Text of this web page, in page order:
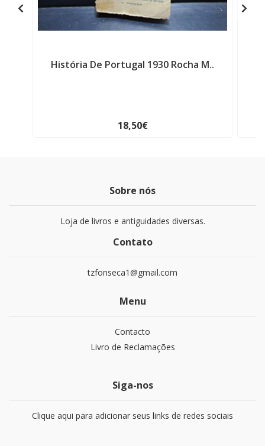
História De Portugal 1930 Rocha M..
18,50€
Sobre nós
Loja de livros e antiguidades diversas.
Contato
tzfonseca1@gmail.com
Menu
Contacto
Livro de Reclamações
Siga-nos
Clique aqui para adicionar seus links de redes sociais